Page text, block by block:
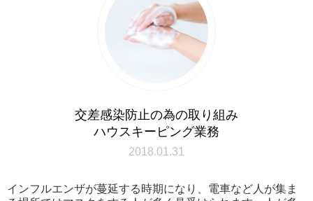
交差感染防止の為の取り組み
ハウスキーピング業務
2018.01.31
インフルエンザが蔓延する時期になり、電車など人が集ま